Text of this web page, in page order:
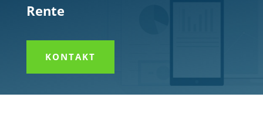
Rente
KONTAKT